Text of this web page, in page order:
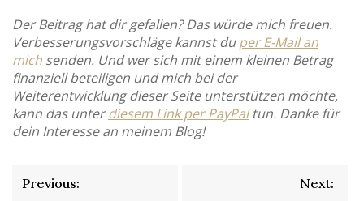
Der Beitrag hat dir gefallen? Das würde mich freuen.
Verbesserungsvorschläge kannst duper E-Mail an
mich senden. Und wer sich mit einem kleinen Betrag
finanziell beteiligen und mich bei der
Weiterentwicklung dieser Seite unterstützen möchte,
kann das unterdiesem Link per PayPaltun. Danke für
dein Interesse an meinem Blog!
Beitragsnavigation
Previous: Next: